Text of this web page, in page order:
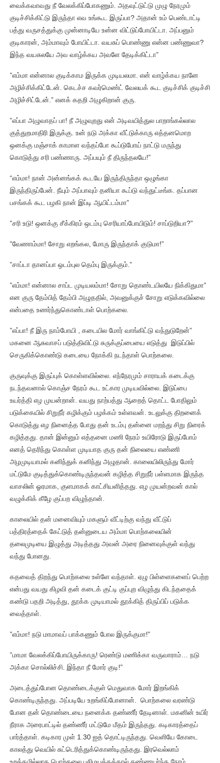
வைக்கவாவது நீ வேலக்கிப்போகணும். அதவுட்டுட்டு முழு நேரமும்
குடிச்சிக்கிட்டு இருந்தா எவ உங்கூட இருப்பா? அதான் உம் பெண்டாட்டி
பத்து வருசத்துக்கு முன்னாடியே உன்ன விட்டுப்போயிட்டா. அப்பனும்
குடிகாரன், அம்மாவும் போயிட்டா. வயசுப் பொண்ணு என்ன பண்ணுவா?
இந்த வயசுலயே அவ வாழ்க்கய அவளே தேடிக்கிட்டா”
”எம்மா என்னால குடிக்காம இருக்க முடியலமா. என் வாழ்க்கய நானே
அழிச்சிக்கிட்டேன். கெடச்ச கவர்மெண்ட் வேலயக் கூட குடிச்சிக் குடிச்சி
அழிச்சிட்டேன்.” எனக் கதறி அழுகிறான் குரு.
”எப்பா அழுவாதப் பா! நீ அழுவுறது என் அடிவயித்துல பாறாங்கல்லால
குத்துறமாதிரி இருக்கு. உன் நடு அக்கா வீட்டுக்காரு எத்தனமொற
ஒனக்கு மஞ்சாக் காமாள வந்தப்போ கூப்டுபோய் நாட்டு மருந்து
கொடுத்து சரி பண்ணாரு. அப்பயும் நீ திருந்தலயே!”
“எம்மா! நான் அன்னங்கக் கூடயே இருந்திருந்தா ஒழுங்கா
இருந்திருப்பேன். நீயும் அப்பாவும் தனியா கூப்டு வந்துட்டீங்க. தப்பான
பசங்கக் கூட பழகி நான் இப்டி ஆயிட்டம்மா”
”சரி உடு! ஒனக்கு சீக்கிரம் ஒடம்பு செரியாப்போயிடும்! சாப்டுறியா?”
”வேணாம்மா! சோறு எறங்கல, மோரு இருந்தாக் குடுமா!”
”சாப்டா தானப்பா ஒடம்புல தெம்பு இருக்கும்.”
”எம்மா! என்னால சாப்ட முடியலம்மா! சோறு தொண்டயிலயே நிக்கிதுமா”
என குரு தேம்பித் தேம்பி அழுததில், அவனுக்குச் சோறு எடுக்கவில்லை
என்பதை உணர்ந்துகொண்டாள் பொற்கலை.
”எப்பா! நீ இரு நாம்போயி , கடையில மோர் வாங்கிட்டு வந்துடுறேன்”
மகனை ஆசுவாசப் படுத்திவிட்டு சுருக்குப்பையை எடுத்து இடுப்பில்
செருகிக்கொண்டு கடையை நோக்கி நடந்தாள் பொற்கலை.
குருவுக்கு இருப்புக் கொள்ளவில்லை. எந்நேரமும் சாராயக் கடைக்கு
நடந்தவனால் கொஞ்ச நேரம் கூட உட்கார முடியவில்லை. இடுப்பை
உயர்த்தி எழ முயன்றான். வயது நாற்பத்து ஆறைத் தொட்ட போதிலும்
படுக்கையில் சிறுநீர் கழிக்கும் பழக்கம் உள்ளவன். உடலுக்கு திறனைக்
கொடுத்து எழ நினைத்த போது தன் உடம்பு தன்னை மறந்து சிறு நிரைக்
கழித்தது. தான் இன்னும் எத்தனை மணி நேரம் உயிரோடு இருப்போம்
எனத் தெரிந்து கொள்ள முடியாத குரு தன் நிலையை எண்ணி
அழமுடியாமல் கனிந்துக் கனிந்து அழுதான். காலையிலிருந்து மோர்
மட்டுமே குடித்துக்கொண்டிருந்தவன் கழித்த சிறுநீர் பள்ளமாக இருந்த
வாசலின் ஓரமாக, குளமாகக் காட்சியளித்தது. எழ முயன்றவன் கால்
வழுக்கிக் கீழே குப்பற விழுந்தான்.
காலையில் தன் மனைவியும் மகளும் வீட்டிற்கு வந்து வீட்டுப்
பத்திரத்தைக் கேட்டுத் தன்னுடைய அம்மா பொற்கலையின்
தலைமுடியை இழுத்து அடித்தது அவன் அரை நினைவுக்குள் வந்து
வந்து போனது.
கதவைத் திறந்து பொற்கலை உள்ளே வந்தாள். ஏழு பிள்ளைகளைப் பெற்ற
என்பது வயது கிழவி தன் கடைக் குட்டி குப்புற விழுந்து கிடந்ததைக்
கண்டு பதறி அடித்து, தூக்க முடியாமல் தூக்கித் திருப்பிப் படுக்க
வைத்தாள்.
”எம்மா! நடு மாமாவப் பாக்கணும் போல இருக்குமா!”
”மாமா வேலக்கிப்போயிருக்காரு! ரெண்டு மணிக்கா வருவாராம்… நடு
அக்கா சொல்லிச்சி. இந்தா நீ மோர் குடி!”
அடைத்துப்போன தொண்டைக்குள் மெதுவாக மோர் இறங்கிக்
கொண்டிருந்தது. அப்படியே உறங்கிப்போனான். பொற்கலை வரண்டு
போன தன் தொண்டையை நனைக்க தண்ணீர் தேடினாள். மகனின் உயிர்
நீராக அரைபாட்டில் தண்ணீர் மட்டுமே மீதம் இருந்தது. கடிகாரத்தைப்
பார்த்தாள். கடிகார முள் 1.30 ஐத் தொட்டிருந்தது. வெளியே கோடை
காலத்து வெயில் சுட்டெரித்துக்கொண்டிருந்தது. இரவெல்லாம்
உறக்கமில்லாத பொற்கலை பசிமயக்கத்தால் கண்ணயர்ந்த நேரம்.